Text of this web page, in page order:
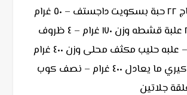
نحتاج ٢٢ حبة بسكويت داجستف – ٥٠ غرام
زبدة مذابه – ٢ علبة قشطه وزن ١٧٠ غرام – ٤ ظروف
كريم شانتيه – علبه حليب مكثف محلى وزن ٤٠٠ غرام
– ٢٤ حبه جبن كيري ما يعادل ٤٠٠ غرام – نصف كوب